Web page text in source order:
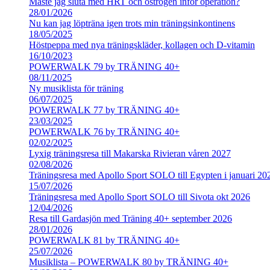
28/01/2026
Nu kan jag löpträna igen trots min träningsinkontinens
18/05/2025
Höstpeppa med nya träningskläder, kollagen och D-vitamin
16/10/2023
POWERWALK 79 by TRÄNING 40+
08/11/2025
Ny musiklista för träning
06/07/2025
POWERWALK 77 by TRÄNING 40+
23/03/2025
POWERWALK 76 by TRÄNING 40+
02/02/2025
Lyxig träningsresa till Makarska Rivieran våren 2027
02/08/2026
Träningsresa med Apollo Sport SOLO till Egypten i januari
15/07/2026
Träningsresa med Apollo Sport SOLO till Sivota okt 2026
12/04/2026
Resa till Gardasjön med Träning 40+ september 2026
28/01/2026
POWERWALK 81 by TRÄNING 40+
25/07/2026
Musiklista – POWERWALK 80 by TRÄNING 40+